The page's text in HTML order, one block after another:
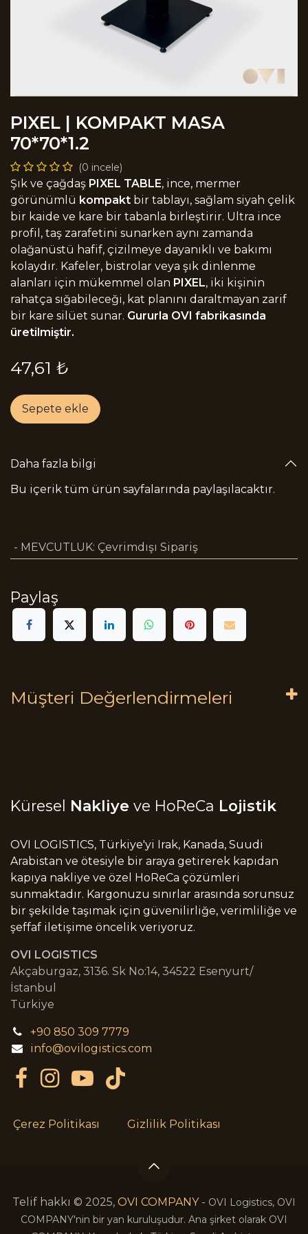
PIXEL | KOMPAKT MASA
70*70*1.2
(0 incele)
Şık ve çağdaş PIXEL TABLE, ince, mermer
görünümlü kompakt bir tablayı, sağlam siyah çelik
bir kaide ve kare bir tabanla birleştirir. Ultra ince
profil, taş zarafetini sunarken aynı zamanda
olağanüstü hafif, çizilmeye dayanıklı ve bakımı
kolaydır. Kafeler, bistrolar veya şık dinlenme
alanları için mükemmel olan PIXEL, iki kişinin
rahatça sığabileceği, kat planını daraltmayan zarif
bir kare silüet sunar. Gururla OVI fabrikasında
üretilmiştir.
47,61 ₺
Sepete ekle
Daha fazla bilgi
Bu içerik tüm ürün sayfalarında paylaşılacaktır.
- MEVCUTLUK: Çevrimdışı Sipariş
Paylaş
Müşteri Değerlendirmeleri
Küresel Nakliye ve HoReCa Lojistik
OVI LOGISTICS, Türkiye'yi Irak, Kanada, Suudi
Arabistan ve ötesiyle bir araya getirerek kapıdan
kapıya nakliye ve özel HoReCa çözümleri
sunmaktadır. Kargonuzu sınırlar arasında sorunsuz
bir şekilde taşımak için güvenilirliğe, verimliliğe ve
şeffaf iletişime öncelik veriyoruz.
OVI LOGISTICS
Akçaburgaz, 3136. Sk No:14, 34522 Esenyurt/
İstanbul
Türkiye
+90 850 309 7779
info@ovilogistics.com
Çerez Politikası Gizlilik Politikası
Telif hakkı © 2025, OVI COMPANY- OVI Logistics, OVI
COMPANY'nin bir yan kuruluşudur. Ana şirket olarak OVI